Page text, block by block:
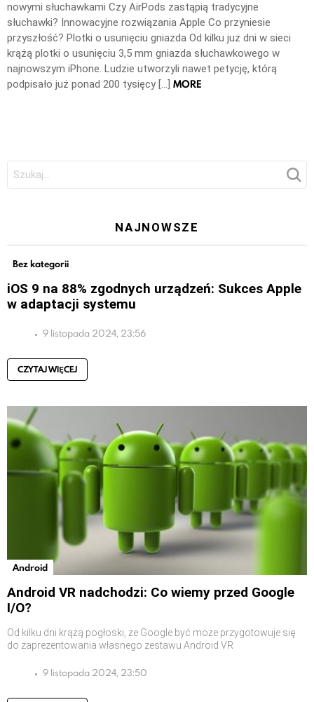
nowymi słuchawkami Czy AirPods zastąpią tradycyjne
słuchawki? Innowacyjne rozwiązania Apple Co przyniesie
przyszłość? Plotki o usunięciu gniazda Od kilku już dni w sieci
krążą plotki o usunięciu 3,5 mm gniazda słuchawkowego w
najnowszym iPhone. Ludzie utworzyli nawet petycję, którą
podpisało już ponad 200 tysięcy […] MORE
Szukaj:
NAJNOWSZE
Bez kategorii
iOS 9 na 88% zgodnych urządzeń: Sukces Apple
w adaptacji systemu
9 listopada 2024, 23:56
CZYTAJ WIĘCEJ
Android
Android VR nadchodzi: Co wiemy przed Google
I/O?
Od kilku dni krążą pogłoski, że Google być może przygotowuje się
do zaprezentowania własnego zestawu Android VR
9 listopada 2024, 23:50